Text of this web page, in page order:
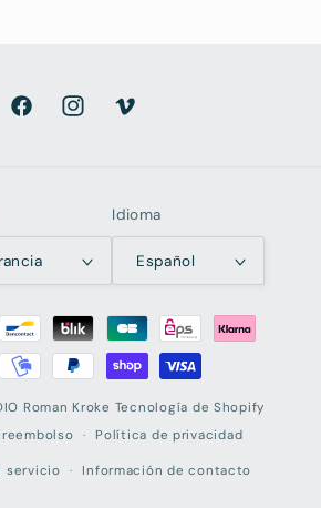
FacebookInstagramVimeo
Francia
Idioma
Español
Roman Kroke Tecnología de Shopify
Política de privacidad
servicio Información de contacto